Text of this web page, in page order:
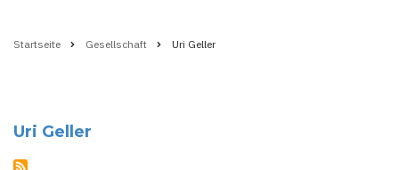
Startseite Gesellschaft Uri Geller
Uri Geller